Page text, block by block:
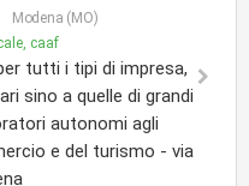
Modena (MO)
caaf
tutti i tipi di impresa,
sino a quelle di grandi
autonomi agli
e del turismo - via